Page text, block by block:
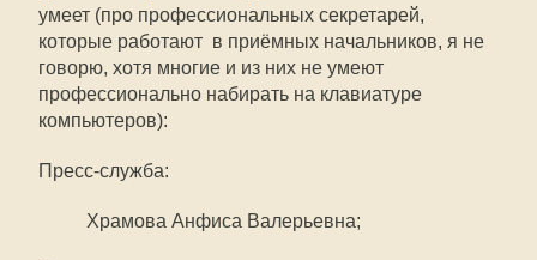
умеет (про профессиональных секретарей,
которые работают в приёмных начальников, я не
говорю, хотя многие и из них не умеют
профессионально набирать на клавиатуре
компьютеров):
Пресс-служба:
Храмова Анфиса Валерьевна;